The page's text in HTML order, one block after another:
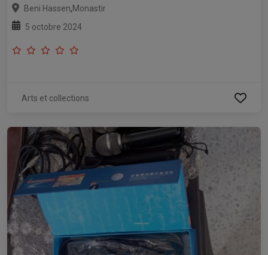
Beni Hassen,Monastir
5 octobre 2024
Arts et collections